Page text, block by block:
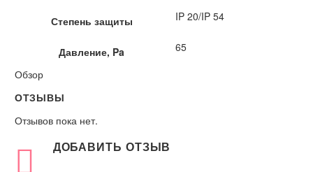
Степень защиты IP 20/IP 54
Давление, Pa
65
Обзор
ОТЗЫВЫ
Отзывов пока нет.
ДОБАВИТЬ ОТЗЫВ